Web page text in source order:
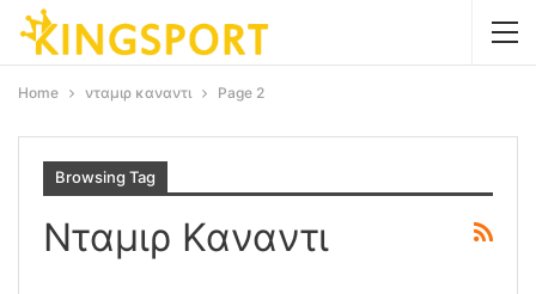
Home νταμιρ καναντι Page 2
Browsing Tag
Νταμιρ Καναντι